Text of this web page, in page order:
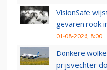
VisionSafe
gevaren rook
01-08-2026, 8:00
Donkere
prijsvechter